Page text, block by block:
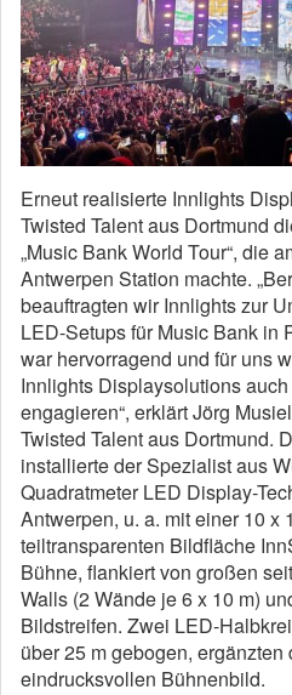
Erneut realisierte Innlights
Twisted Talent aus Dortmund
„Music Bank World Tour“, die
Antwerpen Station machte.
beauftragten wir Innlights zur
LED-Setups für Music Bank in
war hervorragend und für uns
Innlights Displaysolutions
engagieren“, erklärt Jörg
Twisted Talent aus Dortmund.
installierte der Spezialist aus
Quadratmeter LED Display-
Antwerpen, u. a. mit einer 10 x
teiltransparenten Bildfläche
Bühne, flankiert von großen
Walls (2 Wände je 6 x 10 m)
Bildstreifen. Zwei LED-
über 25 m gebogen,
eindrucksvollen Bühnenbild.